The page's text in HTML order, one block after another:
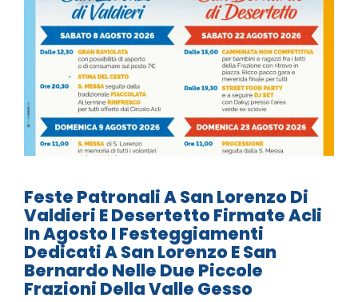
Feste Patronali A San Lorenzo Di
Valdieri E Desertetto Firmate Acli
In Agosto I Festeggiamenti
Dedicati A San Lorenzo E San
Bernardo Nelle Due Piccole
Frazioni Della Valle Gesso